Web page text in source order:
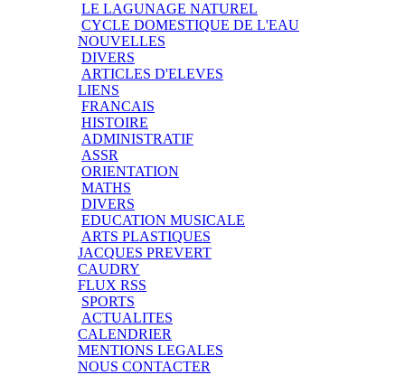
LE LAGUNAGE NATUREL
CYCLE DOMESTIQUE DE L'EAU
NOUVELLES
DIVERS
ARTICLES D'ELEVES
LIENS
FRANCAIS
HISTOIRE
ADMINISTRATIF
ASSR
ORIENTATION
MATHS
DIVERS
EDUCATION MUSICALE
ARTS PLASTIQUES
JACQUES PREVERT
CAUDRY
FLUX RSS
SPORTS
ACTUALITES
CALENDRIER
MENTIONS LEGALES
NOUS CONTACTER